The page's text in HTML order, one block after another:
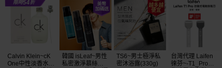
Calvin Klein~cK
One中性淡香水
韓國 isLeaf~男性
私密激淨慕絲
TS6~男士極淨私
密沐浴露(330g)
台灣代理 Laifen
徠芬~-T1_Pro往